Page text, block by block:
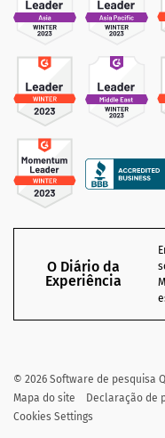
O Diário da
Experiência
© 2026 Software de pesquisa
Mapa do site
Declaração de
Cookies Settings